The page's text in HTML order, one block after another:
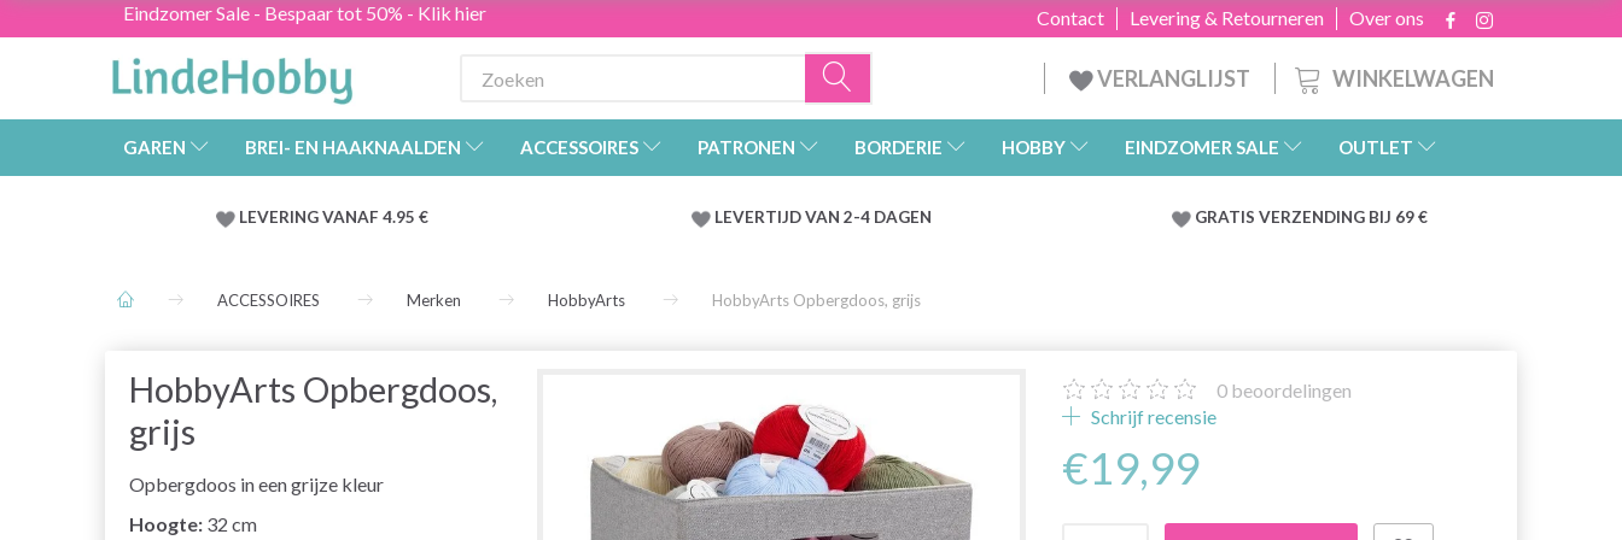
Eindzomer Sale - Bespaar tot 50% - Klik hier Over ons
Levering & Retourneren
Contact
WINKELWAGEN
VERLANGLIJST
GAREN BREI- EN HAAKNAALDEN ACCESSOIRES PATRONEN BORDERIE HOBBY EINDZOMER SALE OUTLET
LEVERING VANAF 4.95 € LEVERTIJD VAN 2-4 DAGEN GRATIS VERZENDING BIJ 69 €
ACCESSOIRES Merken HobbyArts HobbyArts Opbergdoos, grijs
HobbyArts Opbergdoos,
grijs
Opbergdoos in een grijze kleur
Hoogte: 32 cm
0 beoordelingen
Schrijf recensie
€19,99